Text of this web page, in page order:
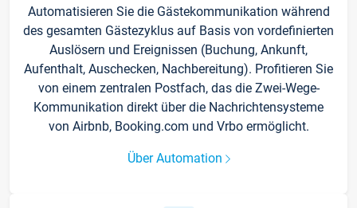
Automatisieren Sie die Gästekommunikation während
des gesamten Gästezyklus auf Basis von vordefinierten
Auslösern und Ereignissen (Buchung, Ankunft,
Aufenthalt, Auschecken, Nachbereitung). Profitieren Sie
von einem zentralen Postfach, das die Zwei-Wege-
Kommunikation direkt über die Nachrichtensysteme
von Airbnb, Booking.com und Vrbo ermöglicht.
Über Automation